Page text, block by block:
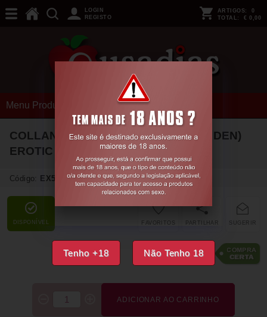
Tenho +18 Não Tenho 18
LOGIN
REGISTO
ARTIGOS: 0
TOTAL: € 0,00
Menu Produtos
COLLANTS TIOPEN 005 PRETAS (60 DEN)
EROTIC LINE PASSION 1/2
Código: EX50355
DISPONÍVEL SUGERIR
PARTILHAR
FAVORITOS
€14,17
ADICIONAR AO CARRINHO